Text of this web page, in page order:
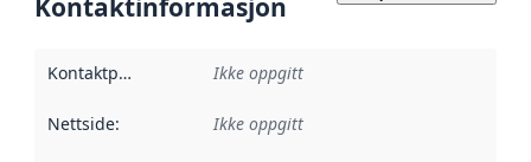
Kontaktinformasjon
Kontaktpunkt Ikke oppgitt
Nettside: Ikke oppgitt